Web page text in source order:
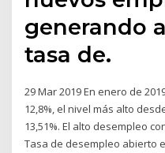
generando
tasa de.
29 Mar 2019 En enero de
12,8%, el nivel más alto
13,51%. El alto desempleo
Tasa de desempleo abierto